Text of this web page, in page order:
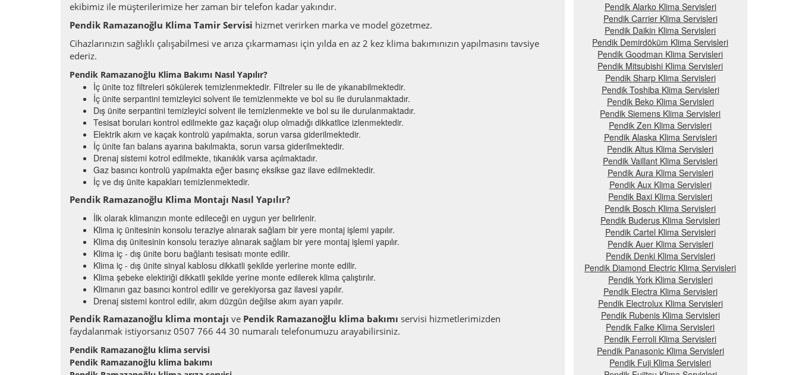
ekibimiz ile müşterilerimize her zaman bir telefon kadar yakındır.
Pendik Ramazanoğlu Klima Tamir Servisi hizmet verirken marka ve model gözetmez.
Cihazlarınızın sağlıklı çalışabilmesi ve arıza çıkarmaması için yılda en az 2 kez klima bakımınızın yapılmasını tavsiye
ederiz.
Pendik Ramazanoğlu Klima Bakımı Nasıl Yapılır?
İç ünite toz filtreleri sökülerek temizlenmektedir. Filtreler su ile de yıkanabilmektedir.
İç ünite serpantini temizleyici solvent ile temizlenmekte ve bol su ile durulanmaktadır.
Dış ünite serpantini temizleyici solvent ile temizlenmekte ve bol su ile durulanmaktadır.
Tesisat boruları kontrol edilmekte gaz kaçağı olup olmadığı dikkatlice izlenmektedir.
Elektrik akım ve kaçak kontrolü yapılmakta, sorun varsa giderilmektedir.
İç ünite fan balans ayarına bakılmakta, sorun varsa giderilmektedir.
Drenaj sistemi kotrol edilmekte, tıkanıklık varsa açılmaktadır.
Gaz basıncı kontrolü yapılmakta eğer basınç eksikse gaz ilave edilmektedir.
İç ve dış ünite kapakları temizlenmektedir.
Pendik Ramazanoğlu Klima Montajı Nasıl Yapılır?
İlk olarak klimanızın monte edileceği en uygun yer belirlenir.
Klima iç ünitesinin konsolu teraziye alınarak sağlam bir yere montaj işlemi yapılır.
Klima dış ünitesinin konsolu teraziye alınarak sağlam bir yere montaj işlemi yapılır.
Klima iç - dış ünite boru bağlantı tesisatı monte edilir.
Klima iç - dış ünite sinyal kablosu dikkatli şekilde yerlerine monte edilir.
Klima şebeke elektiriği dikkatli şekilde yerine monte edilerek klima çalıştırılır.
Klimanın gaz basıncı kontrol edilir ve gerekiyorsa gaz ilavesi yapılır.
Drenaj sistemi kontrol edilir, akım düzgün değilse akım ayarı yapılır.
Pendik Ramazanoğlu klima montajı ve Pendik Ramazanoğlu klima bakımı servisi hizmetlerimizden
faydalanmak istiyorsanız 0507 766 44 30 numaralı telefonumuzu arayabilirsiniz.
Pendik Ramazanoğlu klima servisi
Pendik Ramazanoğlu klima bakımı
Pendik Alarko Klima Servisleri
Pendik Carrier Klima Servisleri
Pendik Daikin Klima Servisleri
Pendik Demirdöküm Klima Servisleri
Pendik Goodman Klima Servisleri
Pendik Mitsubishi Klima Servisleri
Pendik Sharp Klima Servisleri
Pendik Toshiba Klima Servisleri
Pendik Beko Klima Servisleri
Pendik Siemens Klima Servisleri
Pendik Zen Klima Servisleri
Pendik Alaska Klima Servisleri
Pendik Altus Klima Servisleri
Pendik Vaillant Klima Servisleri
Pendik Aura Klima Servisleri
Pendik Aux Klima Servisleri
Pendik Baxi Klima Servisleri
Pendik Bosch Klima Servisleri
Pendik Buderus Klima Servisleri
Pendik Cartel Klima Servisleri
Pendik Auer Klima Servisleri
Pendik Denki Klima Servisleri
Pendik Diamond Electric Klima Servisleri
Pendik York Klima Servisleri
Pendik Electra Klima Servisleri
Pendik Electrolux Klima Servisleri
Pendik Rubenis Klima Servisleri
Pendik Falke Klima Servisleri
Pendik Ferroli Klima Servisleri
Pendik Panasonic Klima Servisleri
Pendik Fuji Klima Servisleri